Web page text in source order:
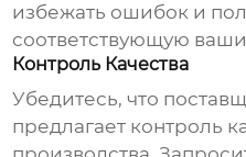
избежать ошибок и
соответствующую
Контроль Качества
Убедитесь, что
предлагает контроль